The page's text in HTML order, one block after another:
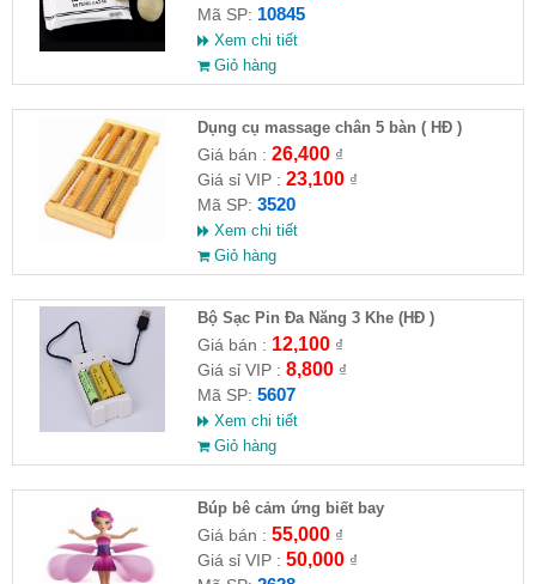
Mã SP: 10845
Xem chi tiết
Giỏ hàng
Dụng cụ massage chân 5 bàn ( HĐ )
Giá bán : 26,400₫
Giá sỉ VIP : 23,100₫
Mã SP: 3520
Xem chi tiết
Giỏ hàng
Bộ Sạc Pin Đa Năng 3 Khe (HĐ )
Giá bán : 12,100₫
Giá sỉ VIP : 8,800₫
Mã SP: 5607
Xem chi tiết
Giỏ hàng
​Búp bê cảm ứng biết bay
Giá bán : 55,000₫
Giá sỉ VIP : 50,000₫